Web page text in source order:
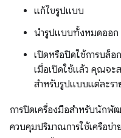
แก้ไขรูปแบบ
นำรูปแบบทั้งหมดออก
เปิดหรือปิดใช้การบล็อ
เมื่อเปิดใช้แล้ว คุณจะ
สำหรับรูปแบบแต่ละรา
การปิดเครื่องมือสำหรับนักพั
ควบคุมปริมาณการใช้เครือข่